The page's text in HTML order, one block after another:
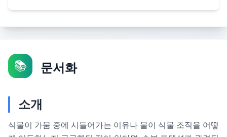
📚 문서화
소개
식물이 가뭄 중에 시들어가는 이유나 물이 식물 조직을 어떻